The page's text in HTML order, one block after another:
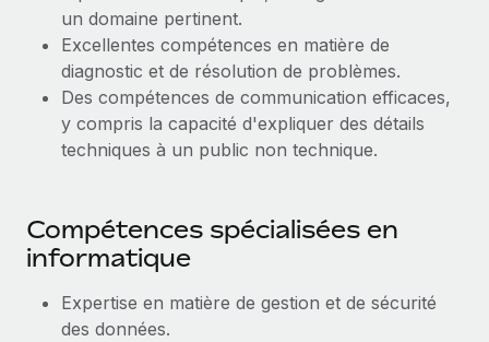
un domaine pertinent.
Excellentes compétences en matière de
diagnostic et de résolution de problèmes.
Des compétences de communication efficaces,
y compris la capacité d'expliquer des détails
techniques à un public non technique.
Compétences spécialisées en
informatique
Expertise en matière de gestion et de sécurité
des données.